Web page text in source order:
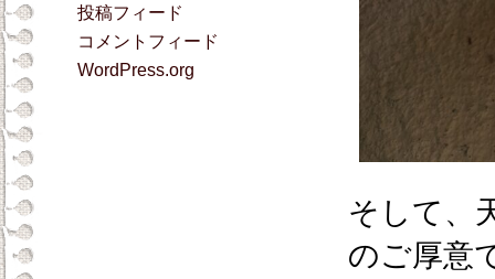
投稿フィード
コメントフィード
WordPress.org
そして、
のご厚意